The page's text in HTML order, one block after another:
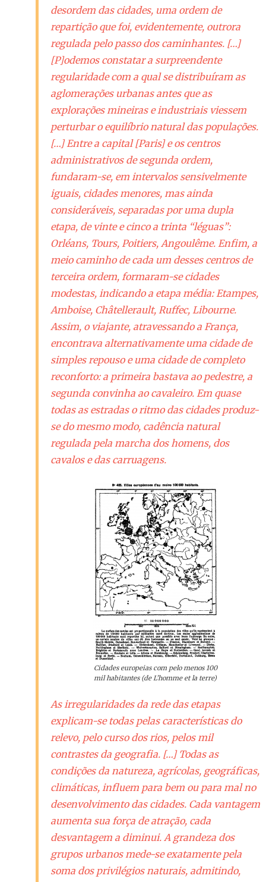
desordem das cidades, uma ordem de
repartição que foi, evidentemente, outrora
regulada pelo passo dos caminhantes. […]
[P]odemos constatar a surpreendente
regularidade com a qual se distribuíram as
aglomerações urbanas antes que as
explorações mineiras e industriais viessem
perturbar o equilíbrio natural das populações.
[…] Entre a capital [Paris] e os centros
administrativos de segunda ordem,
fundaram-se, em intervalos sensivelmente
iguais, cidades menores, mas ainda
consideráveis, separadas por uma dupla
etapa, de vinte e cinco a trinta “léguas”:
Orléans, Tours, Poitiers, Angoulême. Enfim, a
meio caminho de cada um desses centros de
terceira ordem, formaram-se cidades
modestas, indicando a etapa média: Etampes,
Amboise, Châtellerault, Ruffec, Libourne.
Assim, o viajante, atravessando a França,
encontrava alternativamente uma cidade de
simples repouso e uma cidade de completo
reconforto: a primeira bastava ao pedestre, a
segunda convinha ao cavaleiro. Em quase
todas as estradas o ritmo das cidades produz-
se do mesmo modo, cadência natural
regulada pela marcha dos homens, dos
cavalos e das carruagens.
Cidades europeias com pelo menos 100
mil habitantes (de L’homme et la terre)
As irregularidades da rede das etapas
explicam-se todas pelas características do
relevo, pelo curso dos rios, pelos mil
contrastes da geografia. […] Todas as
condições da natureza, agrícolas, geográficas,
climáticas, influem para bem ou para mal no
desenvolvimento das cidades. Cada vantagem
aumenta sua força de atração, cada
desvantagem a diminui. A grandeza dos
grupos urbanos mede-se exatamente pela
soma dos privilégios naturais, admitindo,